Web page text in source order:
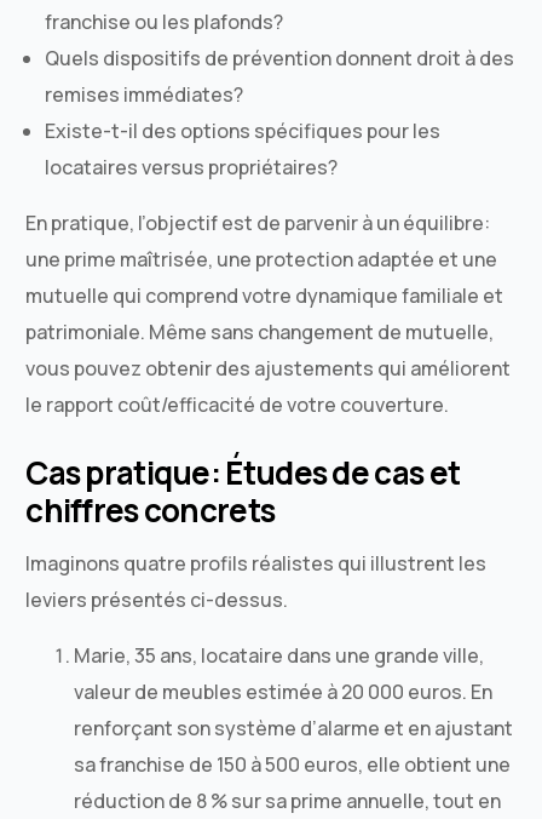
franchise ou les plafonds?
Quels dispositifs de prévention donnent droit à des
remises immédiates?
Existe-t-il des options spécifiques pour les
locataires versus propriétaires?
En pratique, l’objectif est de parvenir à un équilibre:
une prime maîtrisée, une protection adaptée et une
mutuelle qui comprend votre dynamique familiale et
patrimoniale. Même sans changement de mutuelle,
vous pouvez obtenir des ajustements qui améliorent
le rapport coût/efficacité de votre couverture.
Cas pratique: Études de cas et
chiffres concrets
Imaginons quatre profils réalistes qui illustrent les
leviers présentés ci-dessus.
Marie, 35 ans, locataire dans une grande ville,
valeur de meubles estimée à 20 000 euros. En
renforçant son système d’alarme et en ajustant
sa franchise de 150 à 500 euros, elle obtient une
réduction de 8 % sur sa prime annuelle, tout en